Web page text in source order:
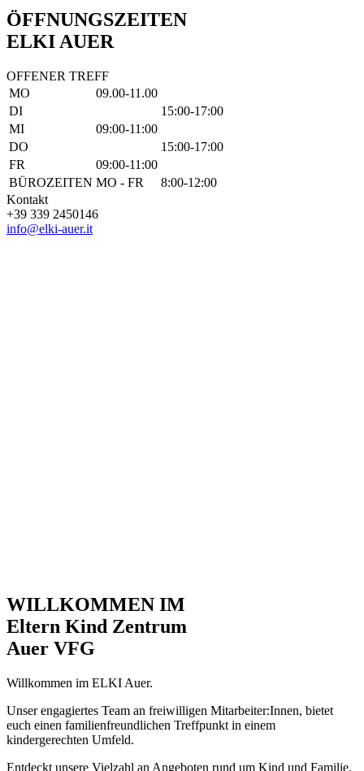
ÖFFNUNGSZEITEN
ELKI AUER
OFFENER TREFF
MO
09.00-11.00
DI
15:00-17:00
MI
09:00-11:00
DO
15:00-17:00
FR
09:00-11:00
BÜROZEITEN MO - FR
8:00-12:00
Kontakt
+39 339 2450146
info@elki-auer.it
WILLKOMMEN IM
Eltern Kind Zentrum
Auer VFG
Willkommen im ELKI Auer.
Unser engagiertes Team an freiwilligen Mitarbeiter:Innen, bietet
euch einen familienfreundlichen Treffpunkt in einem
kindergerechten Umfeld.
Entdeckt unsere Vielzahl an Angeboten rund um Kind und Familie.